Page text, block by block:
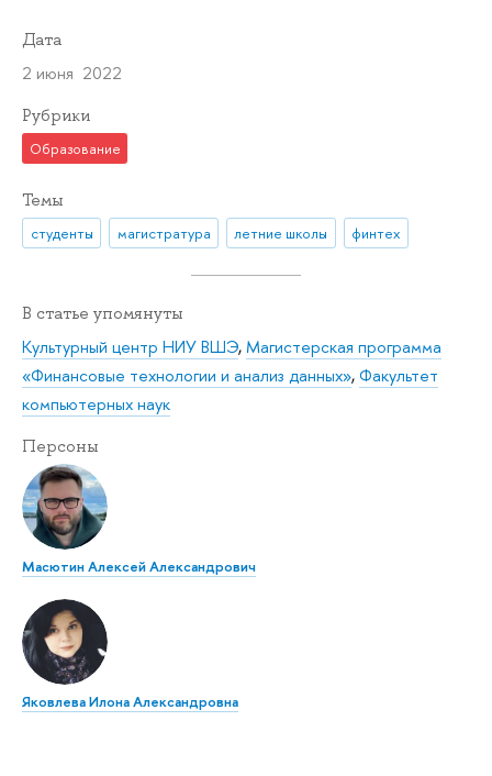
Дата
2 июня 2022
Рубрики
Образование
Темы
студенты магистратура летние школы финтех
В статье упомянуты
Культурный центр НИУ ВШЭ,Магистерская программа
«Финансовые технологии и анализ данных»,Факультет
компьютерных наук
Персоны
Масютин Алексей Александрович
Яковлева Илона Александровна